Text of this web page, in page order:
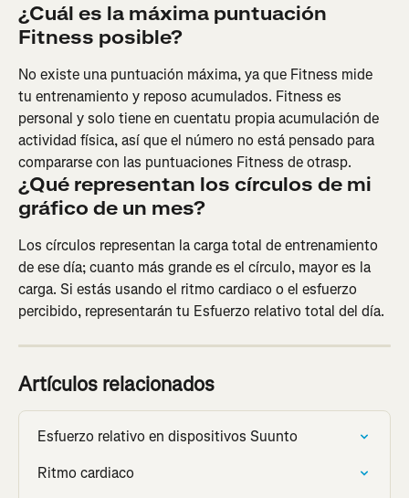
¿Cuál es la máxima puntuación
Fitness posible?
No existe una puntuación máxima, ya que Fitness mide
tu entrenamiento y reposo acumulados. Fitness es
personal y solo tiene en cuentatu propia acumulación de
actividad física, así que el número no está pensado para
compararse con las puntuaciones Fitness de otrasp.
¿Qué representan los círculos de mi
gráfico de un mes?
Los círculos representan la carga total de entrenamiento
de ese día; cuanto más grande es el círculo, mayor es la
carga. Si estás usando el ritmo cardiaco o el esfuerzo
percibido, representarán tu Esfuerzo relativo total del día.
Artículos relacionados
Esfuerzo relativo en dispositivos Suunto
Ritmo cardiaco